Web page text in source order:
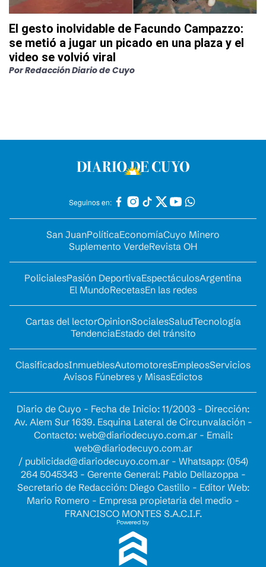
El gesto inolvidable de Facundo Campazzo:
se metió a jugar un picado en una plaza y el
video se volvió viral
PorRedacción Diario de Cuyo
Seguinos en:
San JuanPolíticaEconomíaCuyo Minero
Suplemento VerdeRevista OH
PolicialesPasión DeportivaEspectáculosArgentina
El MundoRecetasEn las redes
Cartas del lectorOpinionSocialesSaludTecnología
TendenciaEstado del tránsito
ClasificadosInmueblesAutomotoresEmpleosServicios
Avisos Fúnebres y MisasEdictos
Diario de Cuyo - Fecha de Inicio: 11/2003 - Dirección:
Av. Alem Sur 1639. Esquina Lateral de Circunvalación -
Contacto: web@diariodecuyo.com.ar- Email:
web@diariodecuyo.com.ar
/ publicidad@diariodecuyo.com.ar- Whatsapp: (054)
264 5045343 - Gerente General: Pablo Dellazoppa -
Secretario de Redacción: Diego Castillo - Editor Web:
Mario Romero - Empresa propietaria del medio -
FRANCISCO MONTES S.A.C.I.F.